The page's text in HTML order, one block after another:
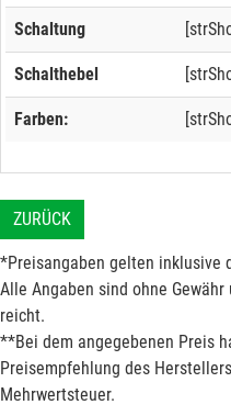
Schaltung
Schalthebel
Farben:
ZURÜCK
*Preisangaben gelten inklusive
Alle Angaben sind ohne
reicht.
**Bei dem angegebenen Preis
Preisempfehlung des
Mehrwertsteuer.